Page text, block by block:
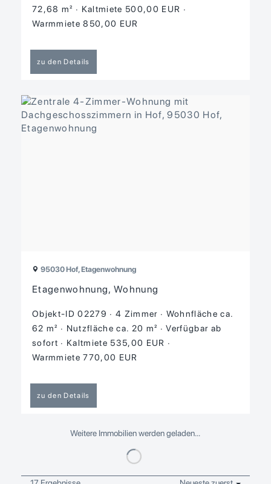
72,68 m²
Kaltmiete 500,00 EUR
Warmmiete 850,00 EUR
zu den Details
95030 Hof, Etagenwohnung
Etagenwohnung, Wohnung
Objekt-ID 02279 4 Zimmer
Wohnfläche ca.
62 m²
Nutzfläche ca. 20 m²
Verfügbar ab
sofort
Kaltmiete 535,00 EUR
Warmmiete 770,00 EUR
zu den Details
Weitere Immobilien werden geladen…